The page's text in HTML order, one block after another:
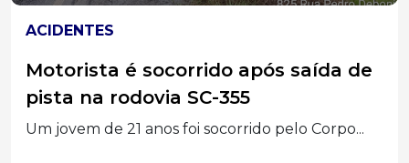
SEGURANÇA
Mais de 830 mil celulares foram
roubados ou furtados no Brasil em
2025, aponta relatório